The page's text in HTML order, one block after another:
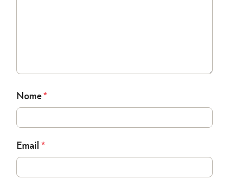
Nome *
Email *